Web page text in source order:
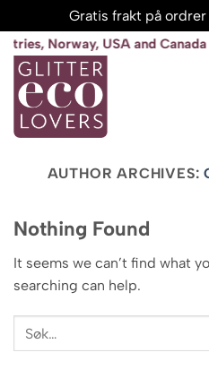
Gratis frakt på
Skip
content
USA and Canada ✦
AUTHOR ARCHIVES:
Nothing Found
It seems we can’t find what
searching can help.